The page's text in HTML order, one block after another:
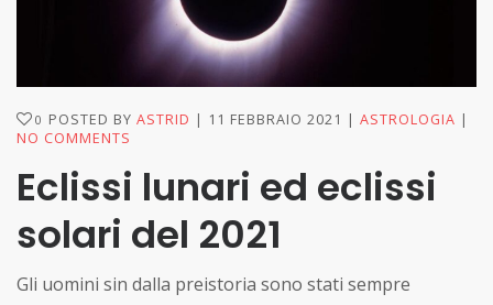
0 POSTED BY ASTRID 11 FEBBRAIO 2021
ASTROLOGIA
NO COMMENTS
Eclissi lunari ed eclissi
solari del 2021
Gli uomini sin dalla preistoria sono stati sempre